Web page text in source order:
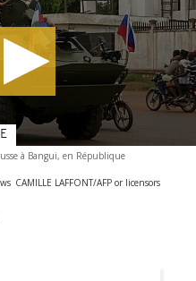
à Bangui, en République
CAMILLE LAFFONT/AFP or licensors